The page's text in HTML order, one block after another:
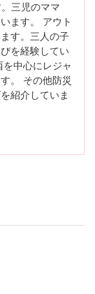
三児のママ
ます。 アウト
す。三人の子
を経験してい
中心にレジャ
。 その他防災
紹介していま